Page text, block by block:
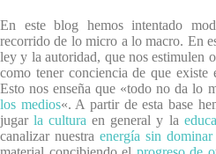
En este blog hemos intentado
recorrido de lo micro a lo macro. En
ley y la autoridad, que nos estimulen
como tener conciencia de que
Esto nos enseña que «todo no da lo
los medios«. A partir de esta base
jugarla cultura en general y la
canalizar nuestra energía sin